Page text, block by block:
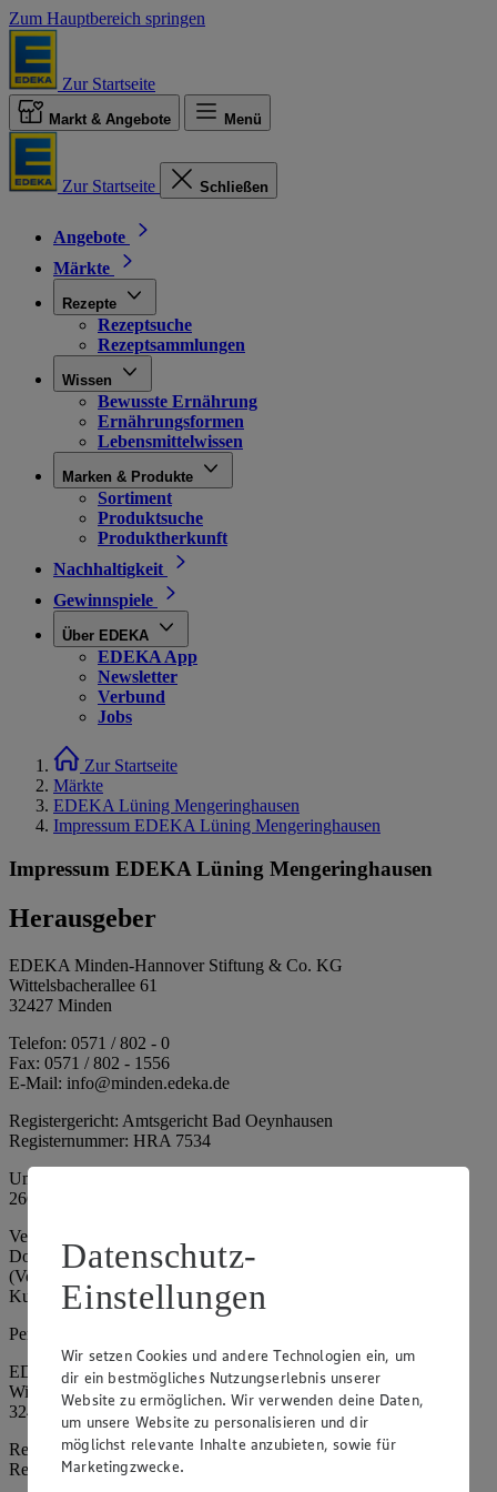
Zum Hauptbereich springen
Zur Startseite
Markt & Angebote Menü
Zur Startseite Schließen
Angebote
Märkte
Rezepte
Rezeptsuche
Rezeptsammlungen
Wissen
Bewusste Ernährung
Ernährungsformen
Lebensmittelwissen
Marken & Produkte
Sortiment
Produktsuche
Produktherkunft
Nachhaltigkeit
Gewinnspiele
Über EDEKA
EDEKA App
Newsletter
Verbund
Jobs
Zur Startseite
Märkte
EDEKA Lüning Mengeringhausen
Impressum EDEKA Lüning Mengeringhausen
Impressum EDEKA Lüning Mengeringhausen
Herausgeber
EDEKA Minden-Hannover Stiftung & Co. KG
Wittelsbacherallee 61
32427 Minden
Telefon: 0571 / 802 - 0
Fax: 0571 / 802 - 1556
E-Mail: info@minden.edeka.de
Registergericht: Amtsgericht Bad Oeynhausen
Registernummer: HRA 7534
Umsatzsteuer-Identifikationsnummer gem. § 27a UStG: DE
266067317
Vertretungsberechtigte: Mark Rosenkranz (Sprecher), Eileen
Dominique Klingsiek (Vorstandsmitglied), Ulf-U. Plath
(Vorstandsmitglied), Stephan Wohler (Vorstandsmitglied), Marc
Kuhlmann (Aufsichtsratsvorsitzender)
Persönlich haftende Gesellschafterin:
EDEKA Minden-Hannover Holding GmbH
Wittelsbacherallee 61
32427 Minden
Registergericht: Amtsgericht Bad Oeynhausen
Registernummer: HRB 4086
Datenschutz-
Einstellungen
Wir setzen Cookies und andere Technologien ein, um
dir ein bestmögliches Nutzungserlebnis unserer
Website zu ermöglichen. Wir verwenden deine Daten,
um unsere Website zu personalisieren und dir
möglichst relevante Inhalte anzubieten, sowie für
Marketingzwecke.